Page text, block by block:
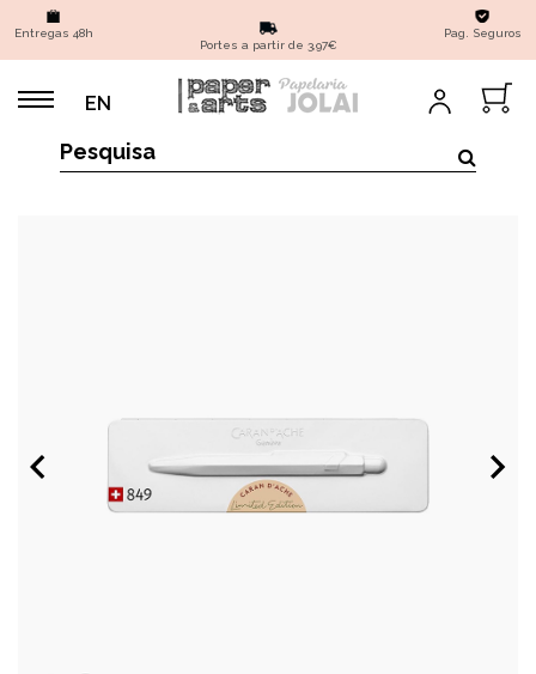
Entregas 48h
Portes a partir de 3,97€
Pag. Seguros
EN